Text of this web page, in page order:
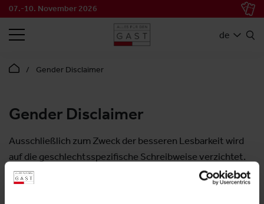
07.-10. November 2026
de
SUCHEN
Gender Disclaimer
Gender Disclaimer
Ausschließlich zum Zweck der besseren Lesbarkeit wird
auf die geschlechtsspezifische Schreibweise verzichtet.
Alle personenbezogenen Bezeichnungen auf der Website
(und alle eingebundenen Dokumente) sind somit